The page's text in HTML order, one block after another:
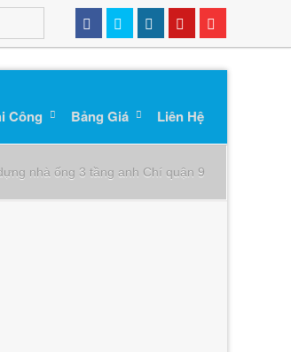
Công Bảng Giá Liên Hệ
nhà ống 3 tầng anh Chí quận 9